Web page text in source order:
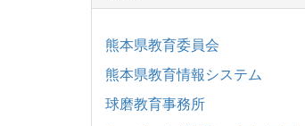
熊本県教育委員会
熊本県教育情報システム
球磨教育事務所